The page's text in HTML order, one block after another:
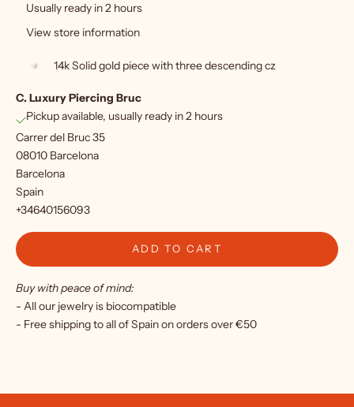
Usually ready in 2 hours
View store information
14k Solid gold piece with three descending cz
C. Luxury Piercing Bruc
Pickup available, usually ready in 2 hours
Carrer del Bruc 35
08010 Barcelona
Barcelona
Spain
+34640156093
ADD TO CART
Buy with peace of mind:
- All our jewelry is biocompatible
- Free shipping to all of Spain on orders over €50
t